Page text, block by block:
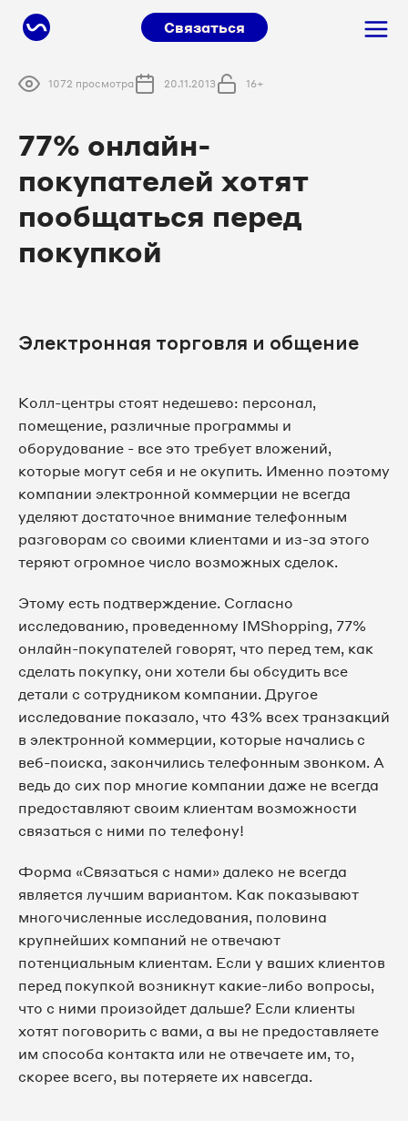
Связаться
1072 просмотра 20.11.2013 16+
77% онлайн-
покупателей хотят
пообщаться перед
покупкой
Электронная торговля и общение
Колл-центры стоят недешево: персонал,
помещение, различные программы и
оборудование - все это требует вложений,
которые могут себя и не окупить. Именно поэтому
компании электронной коммерции не всегда
уделяют достаточное внимание телефонным
разговорам со своими клиентами и из-за этого
теряют огромное число возможных сделок.
Этому есть подтверждение. Согласно
исследованию, проведенному IMShopping, 77%
онлайн-покупателей говорят, что перед тем, как
сделать покупку, они хотели бы обсудить все
детали с сотрудником компании. Другое
исследование показало, что 43% всех транзакций
в электронной коммерции, которые начались с
веб-поиска, закончились телефонным звонком. А
ведь до сих пор многие компании даже не всегда
предоставляют своим клиентам возможности
связаться с ними по телефону!
Форма «Связаться с нами» далеко не всегда
является лучшим вариантом. Как показывают
многочисленные исследования, половина
крупнейших компаний не отвечают
потенциальным клиентам. Если у ваших клиентов
перед покупкой возникнут какие-либо вопросы,
что с ними произойдет дальше? Если клиенты
хотят поговорить с вами, а вы не предоставляете
им способа контакта или не отвечаете им, то,
скорее всего, вы потеряете их навсегда.